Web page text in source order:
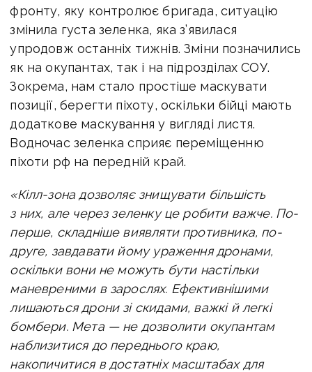
фронту, яку контролює бригада, ситуацію
змінила густа зеленка, яка з’явилася
упродовж останніх тижнів. Зміни позначились
як на окупантах, так і на підрозділах СОУ.
Зокрема, нам стало простіше маскувати
позиції, берегти піхоту, оскільки бійці мають
додаткове маскування у вигляді листя.
Водночас зеленка сприяє переміщенню
піхоти рф на передній край.
«Кілл-зона дозволяє знищувати більшість
з них, але через зеленку це робити важче. По-
перше, складніше виявляти противника, по-
друге, завдавати йому ураження дронами,
оскільки вони не можуть бути настільки
маневреними в зарослях. Ефективнішими
лишаються дрони зі скидами, важкі й легкі
бомбери. Мета — не дозволити окупантам
наблизитися до переднього краю,
накопичитися в достатніх масштабах для